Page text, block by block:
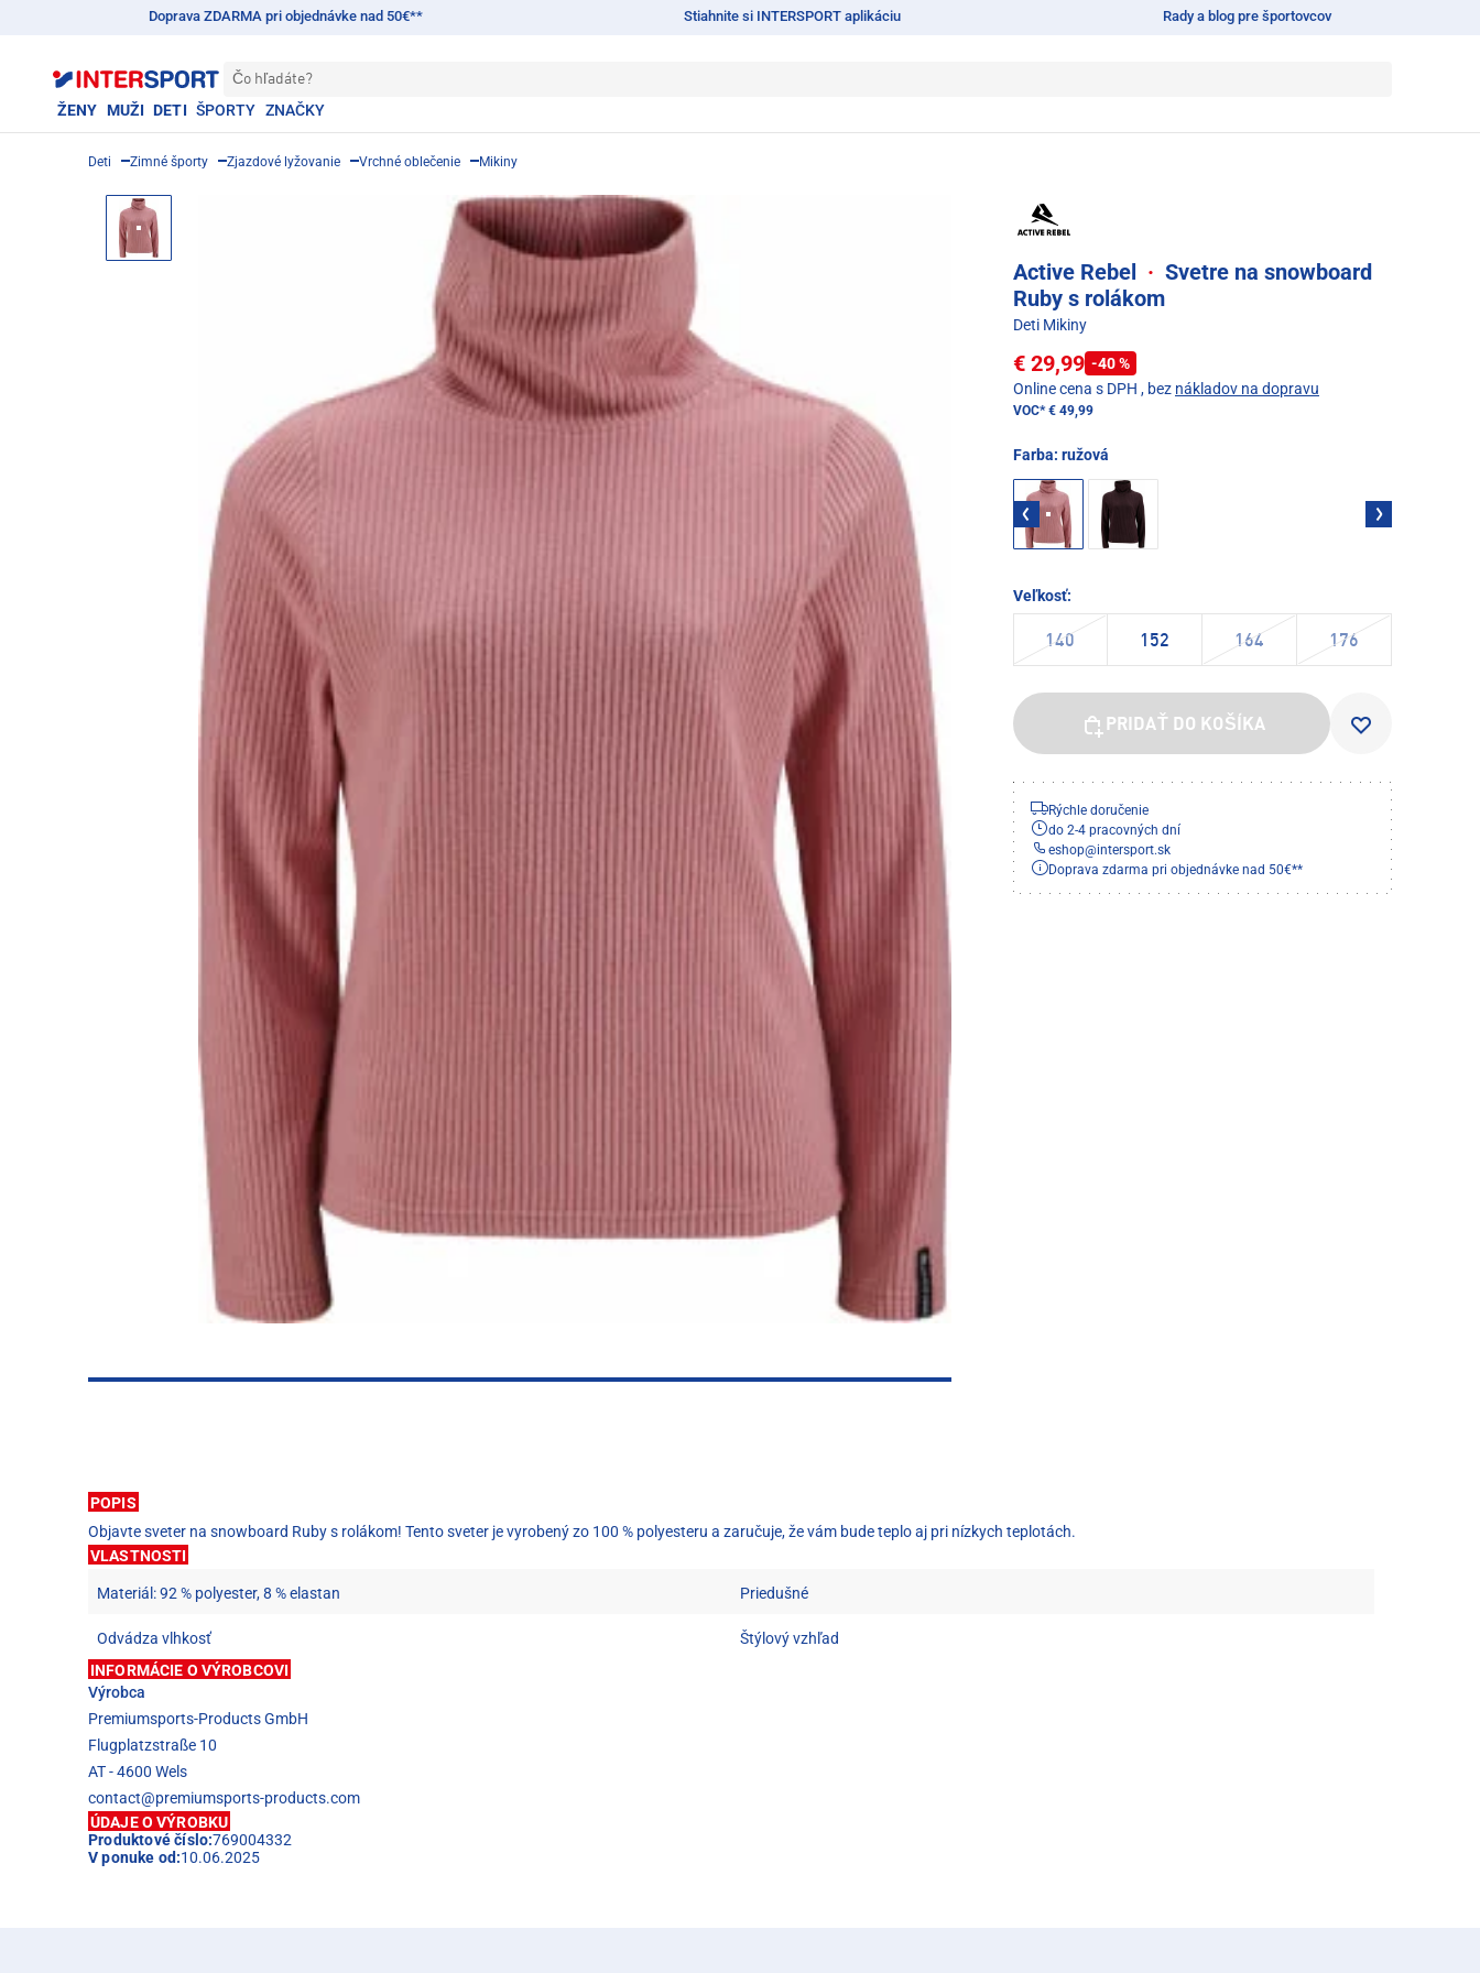
Doprava ZDARMA pri objednávke nad 50€** Stiahnite si INTERSPORT aplikáciu Rady a blog pre športovcov
Čo hľadáte?
ŽENY MUŽI DETI ŠPORTY ZNAČKY
Deti Zimné športy Zjazdové lyžovanie Vrchné oblečenie Mikiny
Active Rebel · Svetre na snowboard
Ruby s rolákom
Deti Mikiny
€ 29,99 -40 %
Online cena s DPH , bez nákladov na dopravu
VOC*€ 49,99
Farba: ružová
Veľkosť:
140 152 164 176
PRIDAŤ DO KOŠÍKA
Rýchle doručenie
do 2-4 pracovných dní
eshop@intersport.sk
Doprava zdarma pri objednávke nad 50€**
POPIS
Objavte sveter na snowboard Ruby s rolákom! Tento sveter je vyrobený zo 100 % polyesteru a zaručuje, že vám bude teplo aj pri nízkych teplotách.
VLASTNOSTI
Materiál: 92 % polyester, 8 % elastan Priedušné
Odvádza vlhkosť
Štýlový vzhľad
INFORMÁCIE O VÝROBCOVI
Výrobca
Premiumsports-Products GmbH
Flugplatzstraße 10
AT - 4600 Wels
contact@premiumsports-products.com
ÚDAJE O VÝROBKU
Produktové číslo:769004332
V ponuke od:10.06.2025